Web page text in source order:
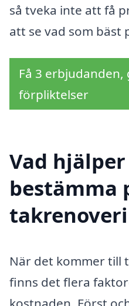
så tveka inte att få
att se vad som bäst
Få 3
förpliktelser
Vad
bestämma
När det kommer till
finns det flera